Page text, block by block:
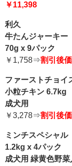
￥11,398
利久
牛たんジャーキー
70g x 9パック
￥1,758⇒割引後
ファーストチョイ
小粒チキン 6.7kg
成犬用
￥3,278⇒割引後
ミンチスペシャル
1.2kg x 4パック
成犬用 緑黄色野菜